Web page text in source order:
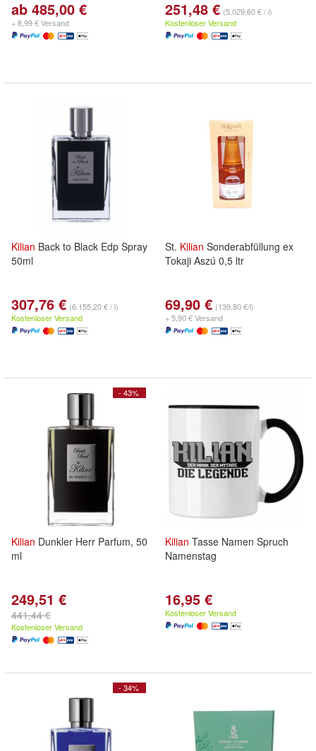
ab 485,00 €
+ 8,99 € Versand
251,48 € (5.029,60 € / l)
Kostenloser Versand
Kilian Back to Black Edp Spray
50ml
307,76 € (6.155,20 € / l)
Kostenloser Versand
St. Kilian Sonderabfüllung ex
Tokaji Aszú 0,5 ltr
69,90 € (139,80 €/l)
+ 5,90 € Versand
- 43%
Kilian Dunkler Herr Parfum, 50
ml
249,51 €
441,44 €
Kostenloser Versand
Kilian Tasse Namen Spruch
Namenstag
16,95 €
Kostenloser Versand
- 34%